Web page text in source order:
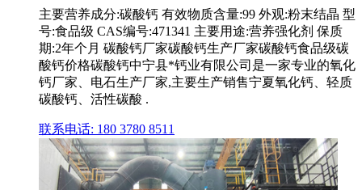
主要营养成分:碳酸钙 有效物质含量:99 外观:粉末结晶 型
号:食品级 CAS编号:471341 主要用途:营养强化剂 保质
期:2年个月 碳酸钙厂家碳酸钙生产厂家碳酸钙食品级碳
酸钙价格碳酸钙中宁县*钙业有限公司是一家专业的氧化
钙厂家、电石生产厂家,主要生产销售宁夏氧化钙、轻质
碳酸钙、活性碳酸 .
联系电话: 180 3780 8511